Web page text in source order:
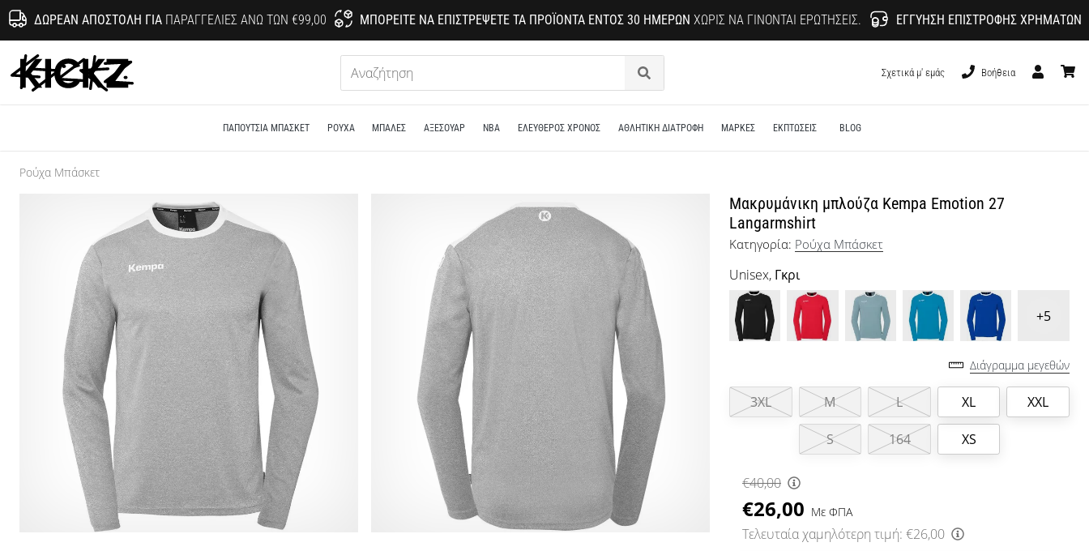
ΔΩΡΕΆΝ ΑΠΟΣΤΟΛΉ ΓΙΑΠΑΡΑΓΓΕΛΊΕΣ ΆΝΩ ΤΩΝ €99,00 ΜΠΟΡΕΊΤΕ ΝΑ ΕΠΙΣΤΡΈΨΕΤΕ ΤΑ ΠΡΟΪΌΝΤΑ ΕΝΤΌΣ 30 ΗΜΕΡΏΝ ΧΩΡΊΣ ΝΑ ΓΊΝΟΝΤΑΙ ΕΡΩΤΉΣΕΙΣ. ΕΓΓΎΗΣΗ ΕΠΙΣΤΡΟΦΉΣ ΧΡΗΜΆΤΩΝ
KICKZ.gr
Αναζήτηση
Σχετικά μ' εμάς
Βοήθεια
ΠΑΠΟΎΤΣΙΑ ΜΠΆΣΚΕΤ ΡΟΎΧΑ ΜΠΑΛΕΣ ΑΞΕΣΟΥΑΡ NBA ΕΛΕΥΘΕΡΟΣ ΧΡΟΝΟΣ ΑΘΛΗΤΙΚΗ ΔΙΑΤΡΟΦΗ ΜΑΡΚΕΣ ΕΚΠΤΩΣΕΙΣ BLOG
Ρούχα Μπάσκετ
Μακρυμάνικη μπλούζα Kempa Emotion 27
Langarmshirt
Κατηγορία: Ρούχα Μπάσκετ
Unisex, Γκρι
+5
Διάγραμμα μεγεθών
3XL M L XL XXL
S 164 XS
€40,00
€26,00 Με ΦΠΑ
Τελευταία χαμηλότερη τιμή: €26,00